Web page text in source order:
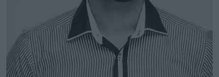
Skärmskärpa med in­
ställningen standard (i Lightroom).
Metadata:Bifoga infor­mation om
upphovsrätt och kontakt­uppgifter.